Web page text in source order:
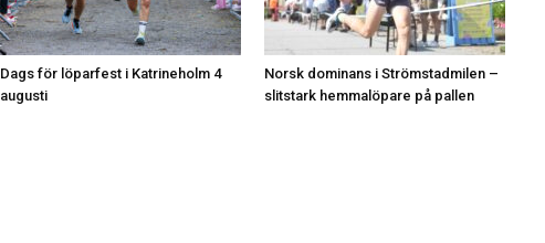
Dags för löparfest i Katrineholm 4
augusti
Norsk dominans i Strömstadmilen –
slitstark hemmalöpare på pallen